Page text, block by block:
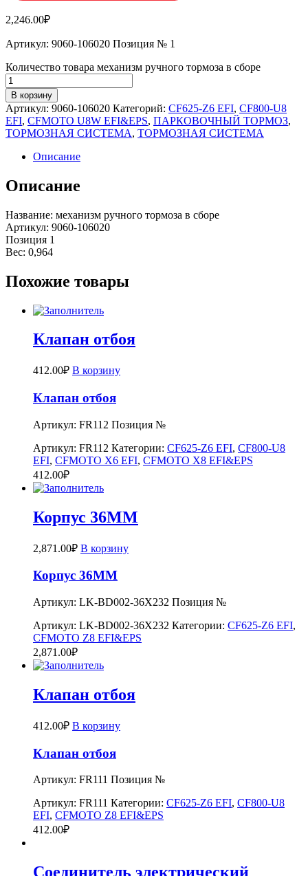
2,246.00₽
Артикул: 9060-106020 Позиция № 1
Количество товара механизм ручного тормоза в сборе
В корзину
Артикул: 9060-106020 Категорий: CF625-Z6 EFI, CF800-U8
EFI, CFMOTO U8W EFI&EPS, ПАРКОВОЧНЫЙ ТОРМОЗ,
ТОРМОЗНАЯ СИСТЕМА, ТОРМОЗНАЯ СИСТЕМА
Описание
Описание
Название: механизм ручного тормоза в сборе
Артикул: 9060-106020
Позиция 1
Вес: 0,964
Похожие товары
Клапан отбоя
412.00₽ В корзину
Клапан отбоя
Артикул: FR112 Позиция №
Артикул: FR112 Категории: CF625-Z6 EFI, CF800-U8
EFI, CFMOTO X6 EFI, CFMOTO X8 EFI&EPS
412.00₽
Корпус 36MM
2,871.00₽ В корзину
Корпус 36MM
Артикул: LK-BD002-36X232 Позиция №
Артикул: LK-BD002-36X232 Категории: CF625-Z6 EFI,
CFMOTO Z8 EFI&EPS
2,871.00₽
Клапан отбоя
412.00₽ В корзину
Клапан отбоя
Артикул: FR111 Позиция №
Артикул: FR111 Категории: CF625-Z6 EFI, CF800-U8
EFI, CFMOTO Z8 EFI&EPS
412.00₽
Соединитель электрический